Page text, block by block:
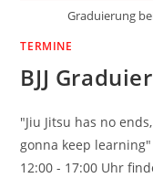
Graduierung
TERMINE
BJJ
"Jiu Jitsu has no
gonna keep learning"
12:00 - 17:00 Uhr